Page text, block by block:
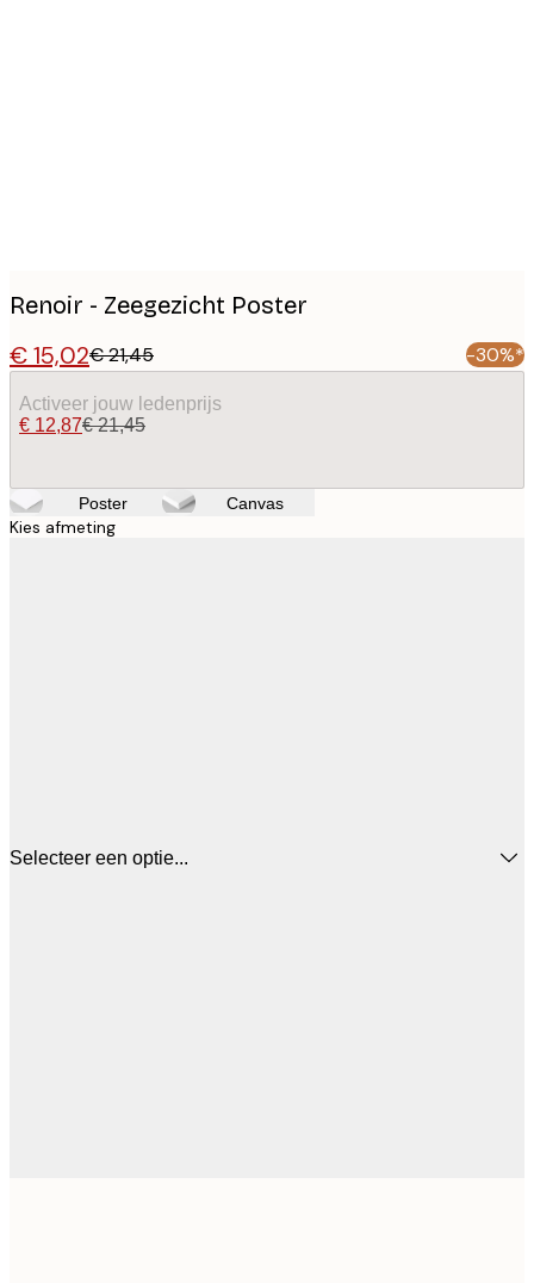
Renoir - Zeegezicht Poster
€ 15,02€ 21,45 -30%*
Activeer jouw ledenprijs
€ 12,87€ 21,45
Poster Canvas
Kies afmeting
Selecteer een optie...